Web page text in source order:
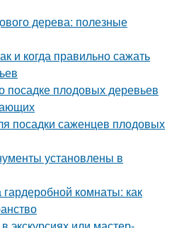
дерева: полезные
и когда правильно сажать
посадке плодовых деревьев
посадки саженцев плодовых
установлены в
комнаты: как